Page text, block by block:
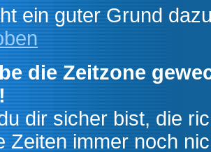
ein guter Grund
die Zeitzone
dir sicher bist, die
Zeiten immer noch